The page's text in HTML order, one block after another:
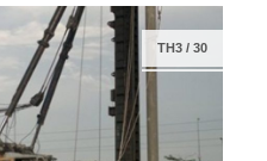
TH3/ 30